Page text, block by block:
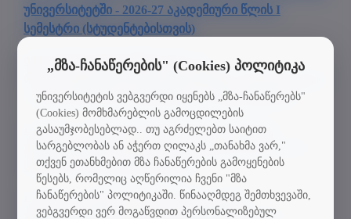
უნივერსიტეტში - 2026-27 აკადემიური წლის I
სემესტრი (სტუდენტებისთვის)
ბელარუსის ინფორმატიკისა და
რადიოელექტრონიკის სახელმწიფო უნივერსიტეტი
- საერთაშორისო სამეცნიერო კონფერენციები
Erasmus+ გაცვლითი პროგრამა ლაკვილის
უნივერსიტეტში - 2026-27 აკადემიური წლის I ან II
სემესტრი (სტუდენტებისთვის)
Erasmus+ გაცვლითი პროგრამა გაზის
უნივერსიტეტში - 2025-26 აკადემიური წლის II
„მზა-ჩანაწერების" (Cookies) პოლიტიკა
უნივერსიტეტის ვებგვერდი იყენებს „მზა-ჩანაწერებს"
(Cookies) მომხმარებლის გამოცდილების
გასაუმჯობესებლად.. თუ აგრძელებთ საიტით
სარგებლობას ან აჭერთ ღილაკს „თანახმა ვარ,"
თქვენ ეთანხმებით მზა ჩანაწერების გამოყენების
წესებს, რომელიც აღწერილია ჩვენი "მზა
ჩანაწერების" პოლიტიკაში. წინააღმდეგ შემთხვევაში,
ვებგვერდი ვერ მოგაწვდით პერსონალიზებულ